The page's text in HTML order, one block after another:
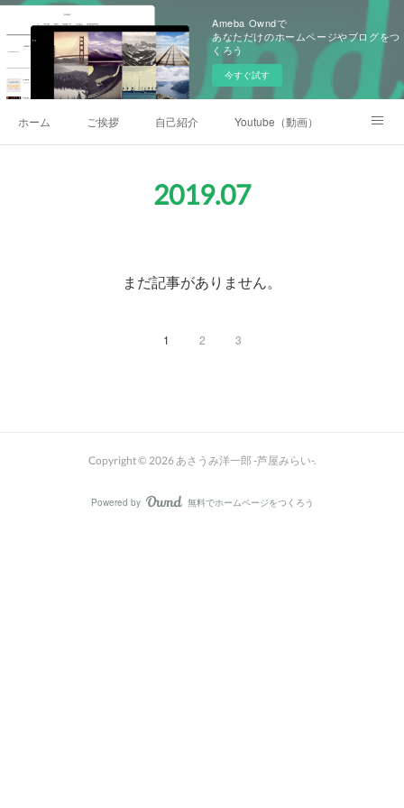
Ameba Owndで
あなただけのホームページやブログをつ
くろう
今すぐ試す
ホーム ご挨拶 自己紹介 Youtube（動画）
2019.07
まだ記事がありません。
1 2 3
Copyright © 2026あさうみ洋一郎 -芦屋みらい-.
Powered by AmebaOwnd
無料でホームページをつくろう